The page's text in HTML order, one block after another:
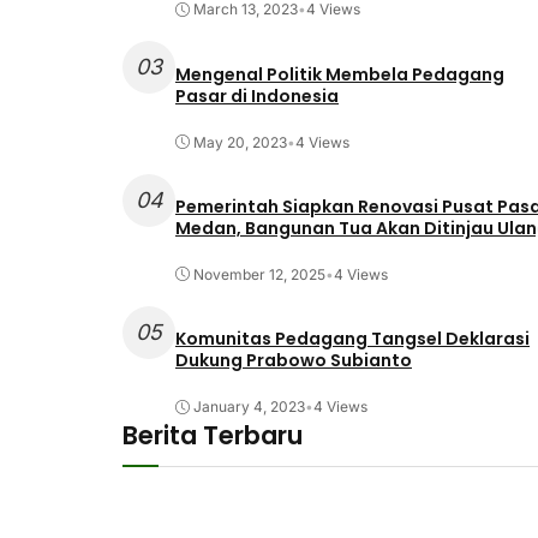
March 13, 2023•4 Views
03 Mengenal Politik Membela Pedagang
Pasar di Indonesia
May 20, 2023•4 Views
04 Pemerintah Siapkan Renovasi Pusat
Medan, Bangunan Tua Akan Ditinjau
November 12, 2025•4 Views
05 Komunitas Pedagang Tangsel Deklarasi
Dukung Prabowo Subianto
January 4, 2023•4 Views
Berita Terbaru